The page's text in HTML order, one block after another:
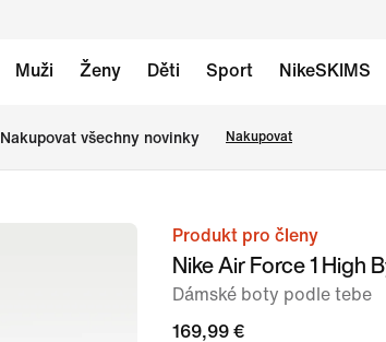
Muži Ženy Děti Sport NikeSKIMS
Nakupovat všechny novinky Nakupovat
obrázekProdukt pro členy
Nike Air Force 1 High
Dámské boty podle tebe
169,99 €